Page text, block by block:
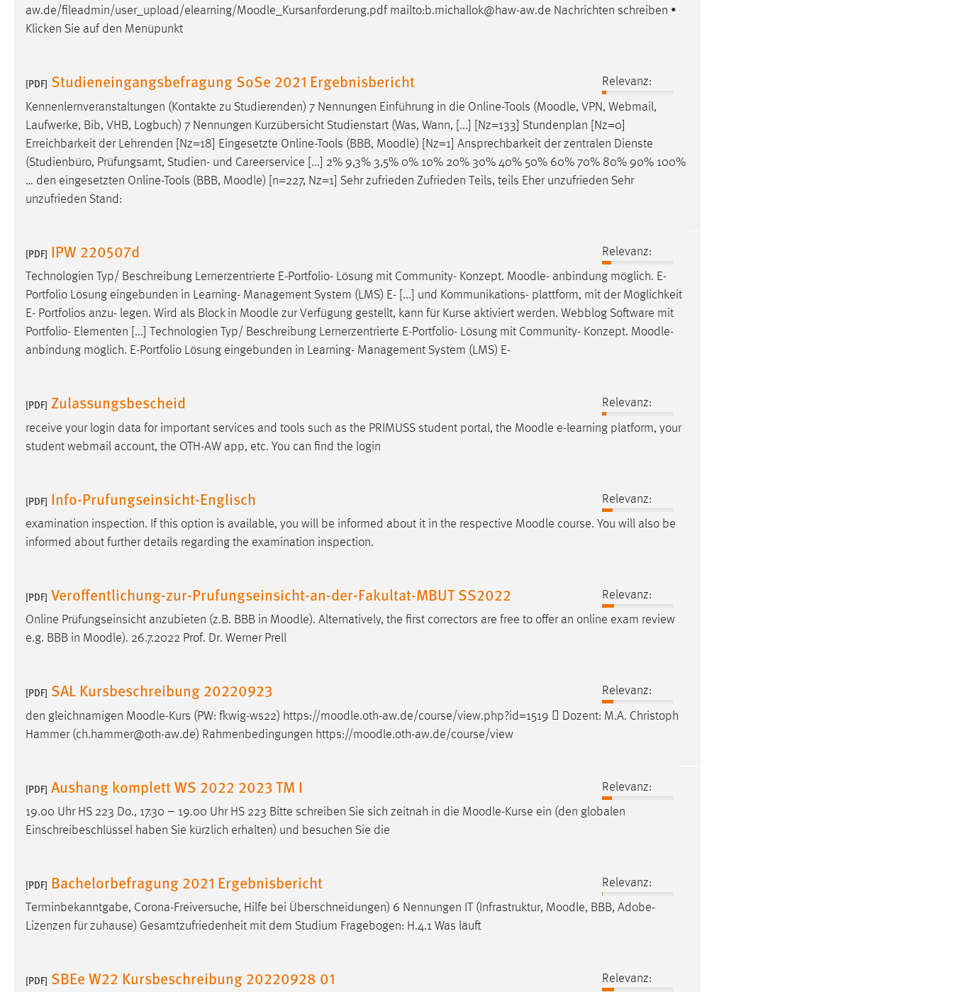
aw.de/fileadmin/user_upload/elearning/Moodle _Kursanforderung.pdf mailto:b.michallok@haw-aw.de Nachrichten schreiben •
Klicken Sie auf den Menüpunkt
[PDF] Studieneingangsbefragung SoSe 2021 Ergebnisbericht
Relevanz:
Kennenlernveranstaltungen (Kontakte zu Studierenden) 7 Nennungen Einführung in die Online-Tools (Moodle, VPN, Webmail,
Laufwerke, Bib, VHB, Logbuch) 7 Nennungen Kurzübersicht Studienstart (Was, Wann, [...] [Nz=133] Stundenplan [Nz=0]
Erreichbarkeit der Lehrenden [Nz=18] Eingesetzte Online-Tools (BBB, Moodle) [Nz=1] Ansprechbarkeit der zentralen Dienste
(Studienbüro, Prüfungsamt, Studien- und Careerservice [...] 2% 9,3% 3,5% 0% 10% 20% 30% 40% 50% 60% 70% 80% 90% 100%
… den eingesetzten Online-Tools (BBB, Moodle) [n=227, Nz=1] Sehr zufrieden Zufrieden Teils, teils Eher unzufrieden Sehr
unzufrieden Stand:
[PDF] IPW 220507d
Relevanz:
Technologien Typ/ Beschreibung Lernerzentrierte E-Portfolio- Lösung mit Community- Konzept. Moodle- anbindung möglich. E-
Portfolio Lösung eingebunden in Learning- Management System (LMS) E- [...] und Kommunikations- plattform, mit der Möglichkeit
E- Portfolios anzu- legen. Wird als Block in Moodle zur Verfügung gestellt, kann für Kurse aktiviert werden. Webblog Software mit
Portfolio- Elementen [...] Technologien Typ/ Beschreibung Lernerzentrierte E-Portfolio- Lösung mit Community- Konzept. Moodle-
anbindung möglich. E-Portfolio Lösung eingebunden in Learning- Management System (LMS) E-
[PDF] Zulassungsbescheid
Relevanz:
receive your login data for important services and tools such as the PRIMUSS student portal, the Moodle e-learning platform, your
student webmail account, the OTH-AW app, etc. You can find the login
[PDF] Info-Prufungseinsicht-Englisch
Relevanz:
examination inspection. If this option is available, you will be informed about it in the respective Moodle course. You will also be
informed about further details regarding the examination inspection.
[PDF] Veroffentlichung-zur-Prufungseinsicht-an-der-Fakultat-MBUT SS2022
Relevanz:
Online Prüfungseinsicht anzubieten (z.B. BBB in Moodle). Alternatively, the first correctors are free to offer an online exam review
e.g. BBB in Moodle). 26.7.2022 Prof. Dr. Werner Prell
[PDF] SAL Kursbeschreibung 20220923
Relevanz:
den gleichnamigen Moodle-Kurs (PW: fkwig-ws22) https://moodle.oth-aw.de/course/view.php?id=1519  Dozent: M.A. Christoph
Hammer (ch.hammer@oth-aw.de) Rahmenbedingungen https://moodle.oth-aw.de/course/view
[PDF] Aushang komplett WS 2022 2023 TM I
Relevanz:
19.00 Uhr HS 223 Do., 17.30 – 19.00 Uhr HS 223 Bitte schreiben Sie sich zeitnah in die Moodle-Kurse ein (den globalen
Einschreibeschlüssel haben Sie kürzlich erhalten) und besuchen Sie die
[PDF] Bachelorbefragung 2021 Ergebnisbericht
Relevanz:
Terminbekanntgabe, Corona-Freiversuche, Hilfe bei Überschneidungen) 6 Nennungen IT (Infrastruktur, Moodle, BBB, Adobe-
Lizenzen für zuhause) Gesamtzufriedenheit mit dem Studium Fragebogen: H.4.1 Was läuft
[PDF] SBEe W22 Kursbeschreibung 20220928 01
Relevanz:
Zweck:
Das Cookie speichert die gewählte
Sprache der Website.
Chat
Name:
MibewSessionID, MIBEW_UserID,
mibew_locale, mibew-chat-frame-style-
5e9dbeb1811c0446
Zweck:
Wird benötigt um die Chatfunktion
Sitzungslaufzeit, mibew_locale = 3
Jahre, MIBEW_UserID = 1 Jahr
Login
Name:
Cookie Laufzeit: 24 Stunden
Diese Informationen helfen uns zu verstehen, wie
unsere Besucher unsere Website nutzen.
Name:
Zweck: Zugriffsstatistik
Cookie Laufzeit: Max. 13 Monate
MARKETING
Marketing Cookies werden von Drittanbietern
verwendet, um personalisierte Werbung anzuzeigen.
Google Ads
Name: _gcl_au
Zweck: Conversion-Tracking
Cookie Laufzeit: 3 Monate
Name: _fbp